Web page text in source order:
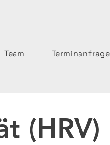
Team Terminanfrage
(HRV)